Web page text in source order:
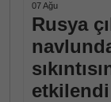
07 Ağu
Rusya
etkilendi